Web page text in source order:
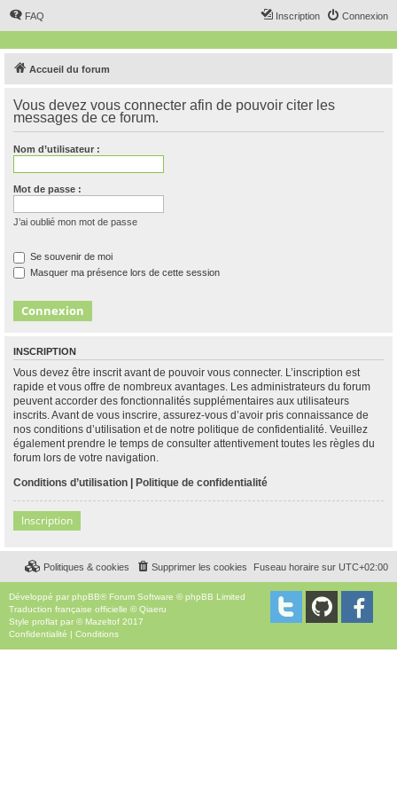
FAQ Connexion
Inscription
Accueil du forum
Vous devez vous connecter afin de pouvoir citer les
messages de ce forum.
Nom d’utilisateur :
Mot de passe :
J’ai oublié mon mot de passe
Se souvenir de moi
Masquer ma présence lors de cette session
INSCRIPTION
Vous devez être inscrit avant de pouvoir vous connecter. L’inscription est
rapide et vous offre de nombreux avantages. Les administrateurs du forum
peuvent accorder des fonctionnalités supplémentaires aux utilisateurs
inscrits. Avant de vous inscrire, assurez-vous d’avoir pris connaissance de
nos conditions d’utilisation et de notre politique de confidentialité. Veuillez
également prendre le temps de consulter attentivement toutes les règles du
forum lors de votre navigation.
Conditions d’utilisation | Politique de confidentialité
Inscription
Fuseau horaire sur UTC+02:00
Supprimer les cookies
Politiques & cookies
Développé par phpBB® Forum Software © phpBB Limited
Traduction française officielle ©Qiaeru
Style proflat par © Mazeltof 2017
Confidentialité | Conditions